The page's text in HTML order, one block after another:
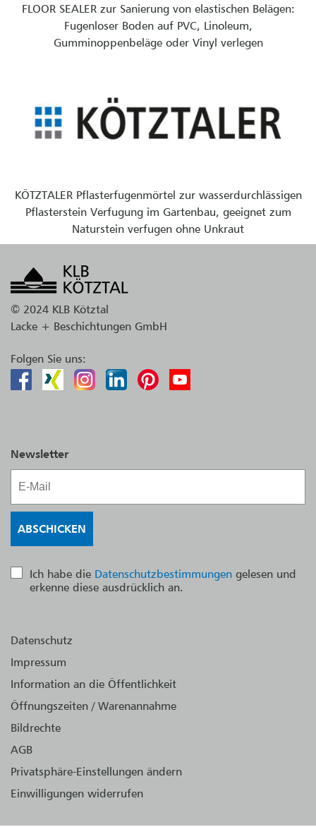
FLOOR SEALER zur Sanierung von elastischen Belägen:
Fugenloser Boden auf PVC, Linoleum,
Gumminoppenbeläge oder Vinyl verlegen
KÖTZTALER Pflasterfugenmörtel zur wasserdurchlässigen
Pflasterstein Verfugung im Gartenbau, geeignet zum
Naturstein verfugen ohne Unkraut
© 2024 KLB Kötztal
Lacke + Beschichtungen GmbH
Folgen Sie uns:
Newsletter
Ich habe die Datenschutzbestimmungen gelesen und
erkenne diese ausdrücklich an.
Datenschutz
Impressum
Information an die Öffentlichkeit
Öffnungszeiten / Warenannahme
Bildrechte
AGB
Privatsphäre-Einstellungen ändern
Einwilligungen widerrufen